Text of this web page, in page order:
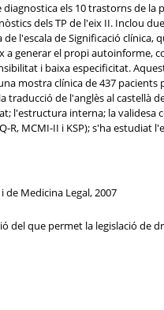
els 10 trastorns de la
dels TP de l'eix II. Inclou
l'escala de Significació clínica,
generar el propi autoinforme,
i baixa especificitat.
mostra clínica de 437 pacients
de l'anglès al castellà
l'estructura interna; la
MCMI-II i KSP); s'ha estudiat
Medicina Legal, 2007
que permet la legislació de